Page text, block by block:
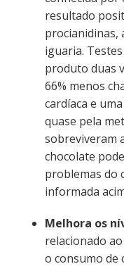
resultado
procianidinas,
iguaria.
produto duas
66% menos
cardíaca e
quase pela
sobreviveram
chocolate
problemas do
informada
Melhora os
relacionado
o consumo de